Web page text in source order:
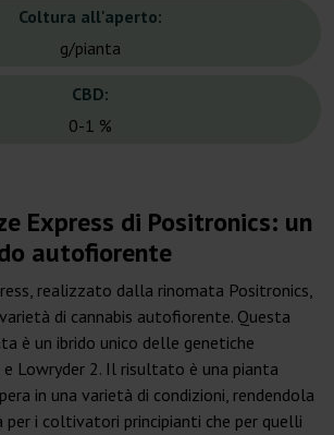
Coltura all'aperto:
g/pianta
CBD:
0-1 %
Express di Positronics: un
autofiorente
realizzato dalla rinomata Positronics,
di cannabis autofiorente. Questa
è un ibrido unico delle genetiche
Lowryder 2. Il risultato è una pianta
in una varietà di condizioni, rendendola
i coltivatori principianti che per quelli